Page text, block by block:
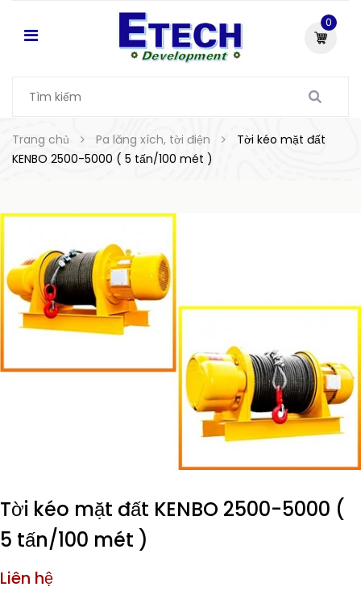
0
Trang chủ Pa lăng xích, tời điện
Tời kéo mặt đất
KENBO 2500-5000 ( 5 tấn/100 mét )
Tời kéo mặt đất KENBO 2500-5000 (
5 tấn/100 mét )
Liên hệ